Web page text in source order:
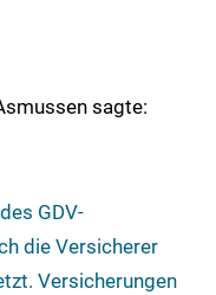
sagte:
GDV-
die Versicherer
Versicherungen